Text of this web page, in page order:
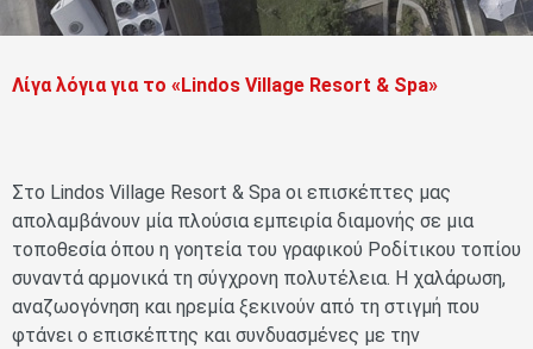
Λίγα λόγια για το «Lindos Village Resort & Spa»
Στο Lindos Village Resort & Spa οι επισκέπτες μας
απολαμβάνουν μία πλούσια εμπειρία διαμονής σε μια
τοποθεσία όπου η γοητεία του γραφικού Ροδίτικου τοπίου
συναντά αρμονικά τη σύγχρονη πολυτέλεια. Η χαλάρωση,
αναζωογόνηση και ηρεμία ξεκινούν από τη στιγμή που
φτάνει ο επισκέπτης και συνδυασμένες με την